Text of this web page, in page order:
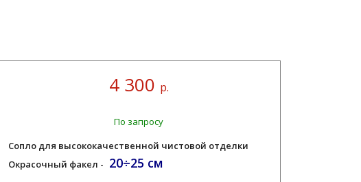
4 300 р.
По запросу
Сопло для высококачественной чистовой отделки
Окрасочный факел - 20÷25 см